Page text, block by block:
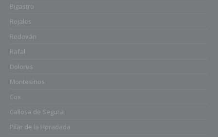
Bigastro
Rojales
Redován
Rafal
Dolores
Montesinos
Cox
Callosa de Segura
Pilar de la Horadada